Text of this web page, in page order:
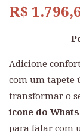
R$
Adicione
com um tapete
transformar o
ícone do
para falar com